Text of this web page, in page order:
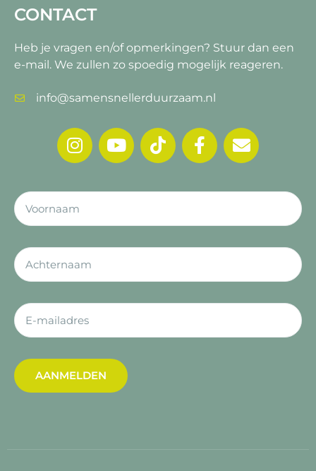
CONTACT
Heb je vragen en/of opmerkingen? Stuur dan een
e-mail. We zullen zo spoedig mogelijk reageren.
info@samensnellerduurzaam.nl
AANMELDEN